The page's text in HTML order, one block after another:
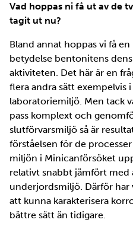
Vad hoppas ni få ut av de
tagit ut nu?
Bland annat hoppas vi få
betydelse bentonitens
aktiviteten. Det här är en
flera andra sätt exempelvis
laboratoriemiljö. Men tack
pass komplext och
slutförvarsmiljö så är
förståelsen för de
miljön i Minicanförsöket
relativt snabbt jämfört med
underjordsmiljö. Därför
att kunna karakterisera
bättre sätt än tidigare.